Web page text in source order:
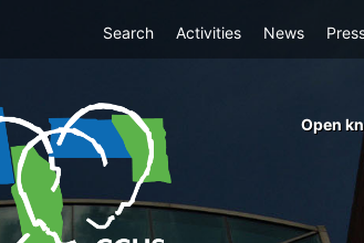
Top
Search Activities News
menu
abierto
Open